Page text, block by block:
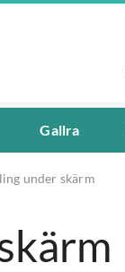
Gallra
under skärm